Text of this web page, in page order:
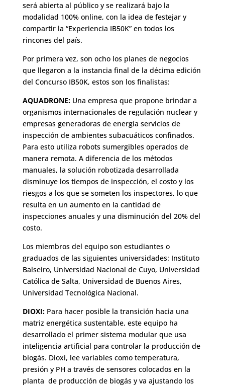
será abierta al público y se realizará bajo la
modalidad 100% online, con la idea de festejar y
compartir la “Experiencia IB50K” en todos los
rincones del país.
Por primera vez, son ocho los planes de negocios
que llegaron a la instancia final de la décima edición
del Concurso IB50K, estos son los finalistas:
AQUADRONE:Una empresa que propone brindar a
organismos internacionales de regulación nuclear y
empresas generadoras de energía servicios de
inspección de ambientes subacuáticos confinados.
Para esto utiliza robots sumergibles operados de
manera remota. A diferencia de los métodos
manuales, la solución robotizada desarrollada
disminuye los tiempos de inspección, el costo y los
riesgos a los que se someten los inspectores, lo que
resulta en un aumento en la cantidad de
inspecciones anuales y una disminución del 20% del
costo.
Los miembros del equipo son estudiantes o
graduados de las siguientes universidades: Instituto
Balseiro, Universidad Nacional de Cuyo, Universidad
Católica de Salta, Universidad de Buenos Aires,
Universidad Tecnológica Nacional.
DIOXI: Para hacer posible la transición hacia una
matriz energética sustentable, este equipo ha
desarrollado el primer sistema modular que usa
inteligencia artificial para controlar la producción de
biogás. Dioxi, lee variables como temperatura,
presión y PH a través de sensores colocados en la
planta de producción de biogás y va ajustando los